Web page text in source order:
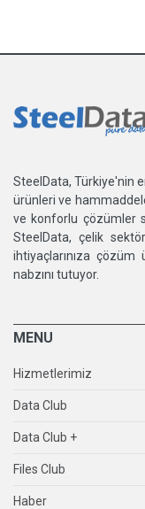
SteelData, Türkiye'nin
ürünleri ve
ve konforlu çözümler
SteelData, çelik
ihtiyaçlarınıza
nabzını tutuyor.
MENU
Hizmetlerimiz
Data Club
Data Club +
Files Club
Haber